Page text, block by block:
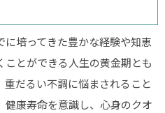
培ってきた豊かな経験や知恵
とができる人生の黄金期とも
だるい不調に悩まされること
健康寿命を意識し、心身のクオ